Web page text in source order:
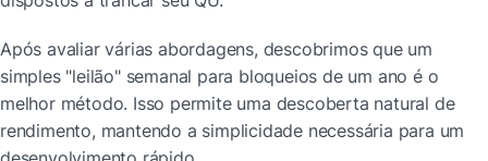
Após avaliar várias abordagens, descobrimos que um
simples "leilão" semanal para bloqueios de um ano é o
melhor método. Isso permite uma descoberta natural de
rendimento, mantendo a simplicidade necessária para um